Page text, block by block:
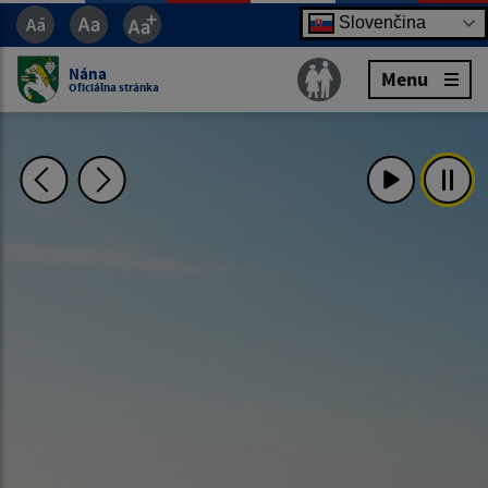
Slovenčina
Nána
Oficiálna stránka Menu